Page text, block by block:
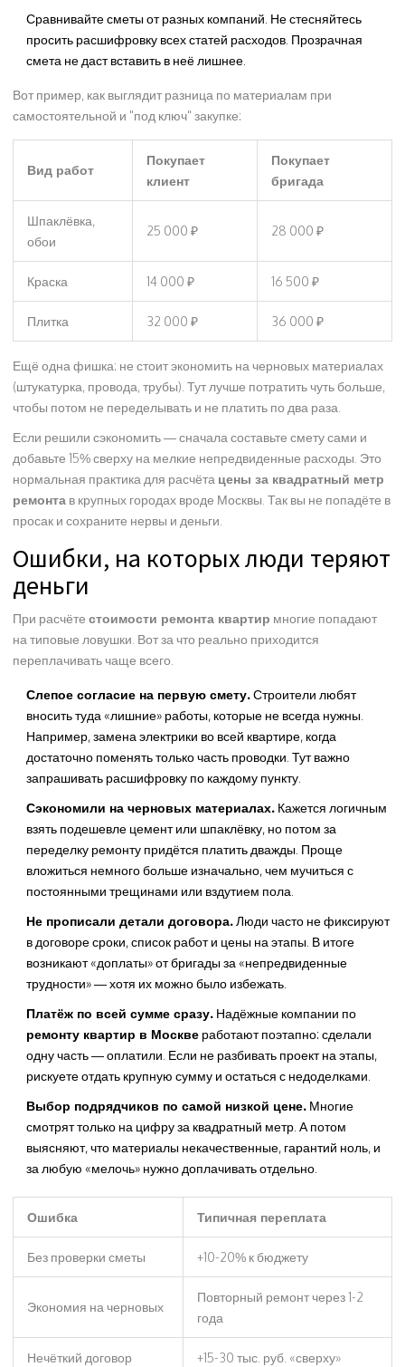
Сравнивайте сметы от разных компаний. Не стесняйтесь
просить расшифровку всех статей расходов. Прозрачная
смета не даст вставить в неё лишнее.
Вот пример, как выглядит разница по материалам при
самостоятельной и "под ключ" закупке:
Вид работ
Покупает
клиент
Покупает
бригада
Шпаклёвка,
обои
25 000 ₽ 28 000 ₽
Краска 14 000 ₽ 16 500 ₽
Плитка 32 000 ₽ 36 000 ₽
Ещё одна фишка: не стоит экономить на черновых материалах
(штукатурка, провода, трубы). Тут лучше потратить чуть больше,
чтобы потом не переделывать и не платить по два раза.
Если решили сэкономить — сначала составьте смету сами и
добавьте 15% сверху на мелкие непредвиденные расходы. Это
нормальная практика для расчёта цены за квадратный метр
ремонта в крупных городах вроде Москвы. Так вы не попадёте в
просак и сохраните нервы и деньги.
Ошибки, на которых люди теряют
деньги
При расчёте стоимости ремонта квартир многие попадают
на типовые ловушки. Вот за что реально приходится
переплачивать чаще всего.
Слепое согласие на первую смету.Строители любят
вносить туда «лишние» работы, которые не всегда нужны.
Например, замена электрики во всей квартире, когда
достаточно поменять только часть проводки. Тут важно
запрашивать расшифровку по каждому пункту.
Сэкономили на черновых материалах. Кажется логичным
взять подешевле цемент или шпаклёвку, но потом за
переделку ремонту придётся платить дважды. Проще
вложиться немного больше изначально, чем мучиться с
постоянными трещинами или вздутием пола.
Не прописали детали договора.Люди часто не фиксируют
в договоре сроки, список работ и цены на этапы. В итоге
возникают «доплаты» от бригады за «непредвиденные
трудности» — хотя их можно было избежать.
Платёж по всей сумме сразу. Надёжные компании по
ремонту квартир в Москве работают поэтапно: сделали
одну часть — оплатили. Если не разбивать проект на этапы,
рискуете отдать крупную сумму и остаться с недоделками.
Выбор подрядчиков по самой низкой цене. Многие
смотрят только на цифру за квадратный метр. А потом
выясняют, что материалы некачественные, гарантий ноль, и
за любую «мелочь» нужно доплачивать отдельно.
Ошибка Типичная переплата
Без проверки сметы +10-20% к бюджету
Экономия на черновых
Повторный ремонт через 1-2
года
Нечёткий договор +15-30 тыс. руб. «сверху»